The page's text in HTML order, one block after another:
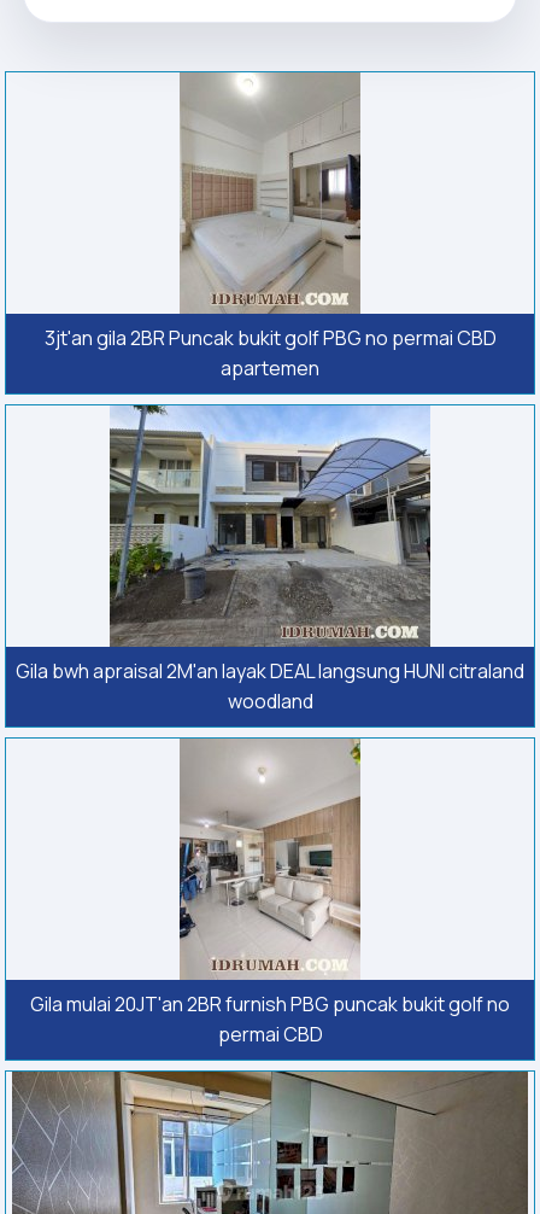
3jt'an gila 2BR Puncak bukit golf PBG no permai CBD
apartemen
Gila bwh apraisal 2M'an layak DEAL langsung HUNI citraland
woodland
Gila mulai 20JT'an 2BR furnish PBG puncak bukit golf no
permai CBD